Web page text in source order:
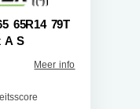
65R14 79T
A S
Meer info